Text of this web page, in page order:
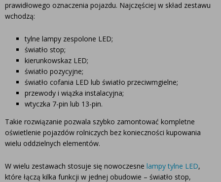
prawidłowego oznaczenia pojazdu. Najczęściej w skład zestawu
wchodzą:
tylne lampy zespolone LED;
światło stop;
kierunkowskaz LED;
światło pozycyjne;
światło cofania LED lub światło przeciwmgielne;
przewody i wiązka instalacyjna;
wtyczka 7-pin lub 13-pin.
Takie rozwiązanie pozwala szybko zamontować kompletne
oświetlenie pojazdów rolniczych bez konieczności kupowania
wielu oddzielnych elementów.
W wielu zestawach stosuje się nowoczesne lampy tylne LED,
które łączą kilka funkcji w jednej obudowie – światło stop,